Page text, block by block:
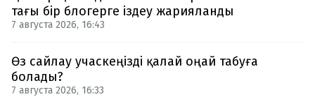
тағы бір блогерге іздеу жарияланды
7 августа 2026, 16:43
Өз сайлау учаскеңізді қалай оңай табуға
болады?
7 августа 2026, 16:33